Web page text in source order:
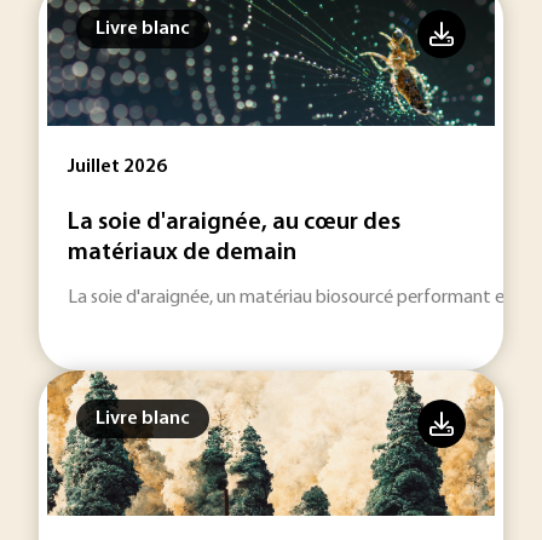
Livre blanc
Juillet 2026
La soie d'araignée, au cœur des
matériaux de demain
La soie d'araignée, un matériau biosourcé performant et
Livre blanc